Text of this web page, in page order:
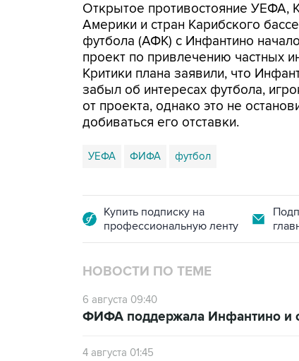
Открытое противостояние УЕФА,
Америки и стран Карибского
футбола (АФК) с Инфантино
проект по привлечению частных
Критики плана заявили, что
забыл об интересах футбола,
от проекта, однако это не
добиваться его отставки.
УЕФА ФИФА футбол
Купить подписку на
профессиональную ленту
НОВОСТИ ПО ТЕМЕ
6 августа 09:40
ФИФА поддержала Инфантино и
4 августа 01:45